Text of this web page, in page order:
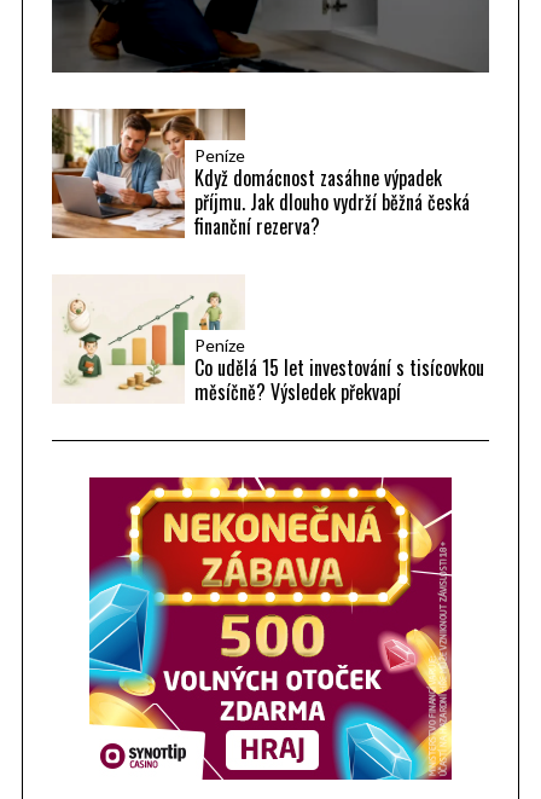
Peníze
Když domácnost zasáhne výpadek
příjmu. Jak dlouho vydrží běžná česká
finanční rezerva?
Peníze
Co udělá 15 let investování s tisícovkou
měsíčně? Výsledek překvapí